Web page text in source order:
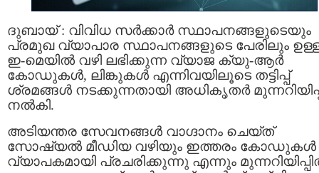
ദുബായ് : വിവിധ സർക്കാർ സ്ഥാപനങ്ങളുടെയും
പ്രമുഖ വ്യാപാര സ്ഥാപനങ്ങളുടെ പേരിലും
ഇ-മെയിൽ വഴി ലഭിക്കുന്ന വ്യാജ ക്യു-ആർ
കോഡുകൾ, ലിങ്കുകൾ എന്നിവയിലൂടെ തട്ടിപ്പ്
ശ്രമങ്ങൾ നടക്കുന്നതായി അധികൃതർ
നൽകി.
അടിയന്തര സേവനങ്ങൾ വാഗ്ദാനം ചെയ്ത്
സോഷ്യൽ മീഡിയ വഴിയും ഇത്തരം കോഡുകൾ
വ്യാപകമായി പ്രചരിക്കുന്നു എന്നും